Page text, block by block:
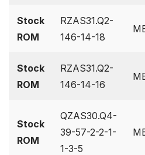
Stock
ROM
RZAS31.Q2-
146-14-18
Stock
ROM
RZAS31.Q2-
146-14-16
Stock
ROM
QZAS30.Q4-
39-57-2-2-1-
1-3-5